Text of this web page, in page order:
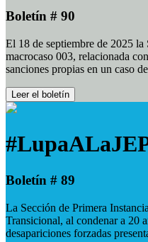
Boletín # 90
El 18 de septiembre de 2025
macrocaso 003, relacionada
sanciones propias en un caso
Leer el boletín
Boletín # 89
La Sección de Primera
Transicional, al condenar a 20
desapariciones forzadas